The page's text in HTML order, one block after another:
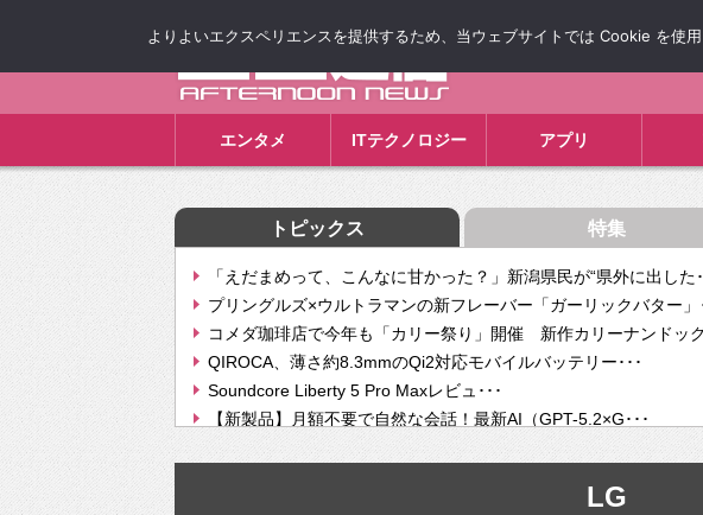
エンタメ ITテクノロジー アプリ
トピックス 特集
「えだまめって、こんなに甘かった？」新潟県民が“県外に出した
プリングルズ×ウルトラマンの新フレーバー「ガーリックバター」
コメダ珈琲店で今年も「カリー祭り」開催 新作カリーナンドッ
QIROCA、薄さ約8.3mmのQi2対応モバイルバッテリー･･･
Soundcore Liberty 5 Pro Maxレビュ･･･
【新製品】月額不要で自然な会話！最新AI（GPT-5.2×G･･･
【次世代の没入感と生産性】VITURE Luma Ultra･･･
挫折率8割の壁をAIで突破。ジャストシステム、”自分が今話し･･･
LG
よりよいエクスペリエンスを提供するため、当ウェブサイトでは Cookie を使